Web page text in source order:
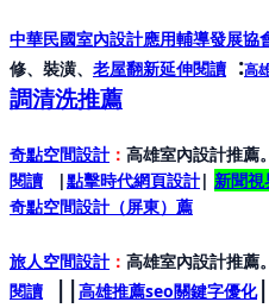
中華民國室內設計應用輔導發展協
修、裝潢、 老屋翻新延伸閱讀 :高
調清洗推薦
奇點空間設計： 高雄室內設計推薦
閱讀 |點擊時代網頁設計| 新聞視
奇點空間設計（屏東） 薦
旅人空間設計： 高雄室內設計推薦
閱讀
||高雄推薦seo關鍵字優化|